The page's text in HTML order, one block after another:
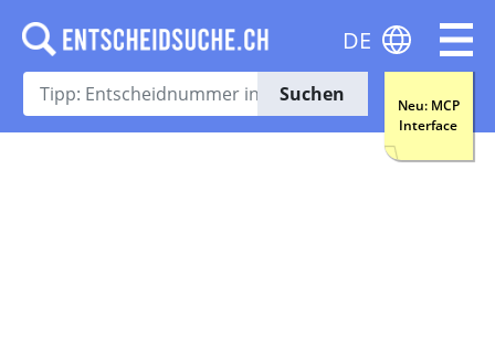
Suchen
Neu: MCP
Interface
DE